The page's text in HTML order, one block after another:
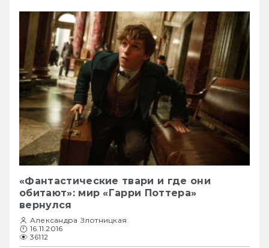
«Фантастические твари и где они
обитают»: мир «Гарри Поттера»
вернулся
Александра Злотницкая
16.11.2016
36112